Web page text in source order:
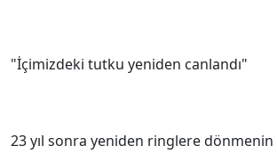
"İçimizdeki tutku yeniden canlandı"
23 yıl sonra yeniden ringlere dönmenin